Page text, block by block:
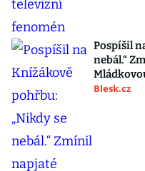
Pospíšil
nebál.“
Blesk.cz